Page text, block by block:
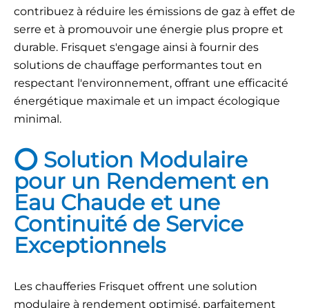
contribuez à réduire les émissions de gaz à effet de
serre et à promouvoir une énergie plus propre et
durable. Frisquet s'engage ainsi à fournir des
solutions de chauffage performantes tout en
respectant l'environnement, offrant une efficacité
énergétique maximale et un impact écologique
minimal.
⭕ Solution Modulaire
pour un Rendement en
Eau Chaude et une
Continuité de Service
Exceptionnels
Les chaufferies Frisquet offrent une solution
modulaire à rendement optimisé, parfaitement